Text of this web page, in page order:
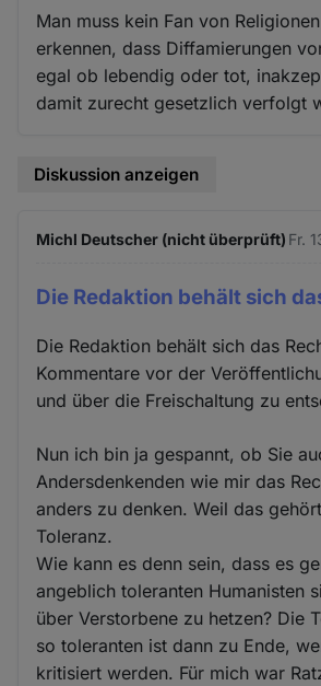
Man muss kein Fan von
erkennen, dass Diffamierungen
egal ob lebendig oder tot,
damit zurecht gesetzlich verfolgt
Diskussion anzeigen
Michl Deutscher (nicht überprüft) Fr.
Die Redaktion behält sich
Die Redaktion behält sich das
Kommentare vor der
und über die Freischaltung zu
Nun ich bin ja gespannt, ob Sie
Andersdenkenden wie mir das
anders zu denken. Weil das
Toleranz.
Wie kann es denn sein, dass es
angeblich toleranten Humanisten
über Verstorbene zu hetzen? Die
so toleranten ist dann zu Ende,
kritisiert werden. Für mich war